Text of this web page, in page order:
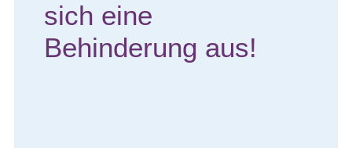
sich eine
Behinderung aus!